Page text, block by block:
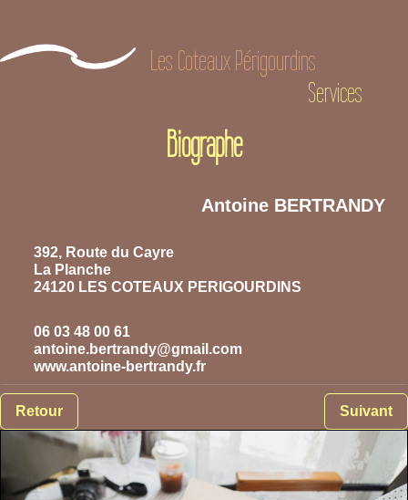
Les Coteaux Périgourdins
Services
Biographe
Antoine BERTRANDY
392, Route du Cayre
La Planche
24120 LES COTEAUX PERIGOURDINS
06 03 48 00 61
antoine.bertrandy@gmail.com
www.antoine-bertrandy.fr
Retour Suivant